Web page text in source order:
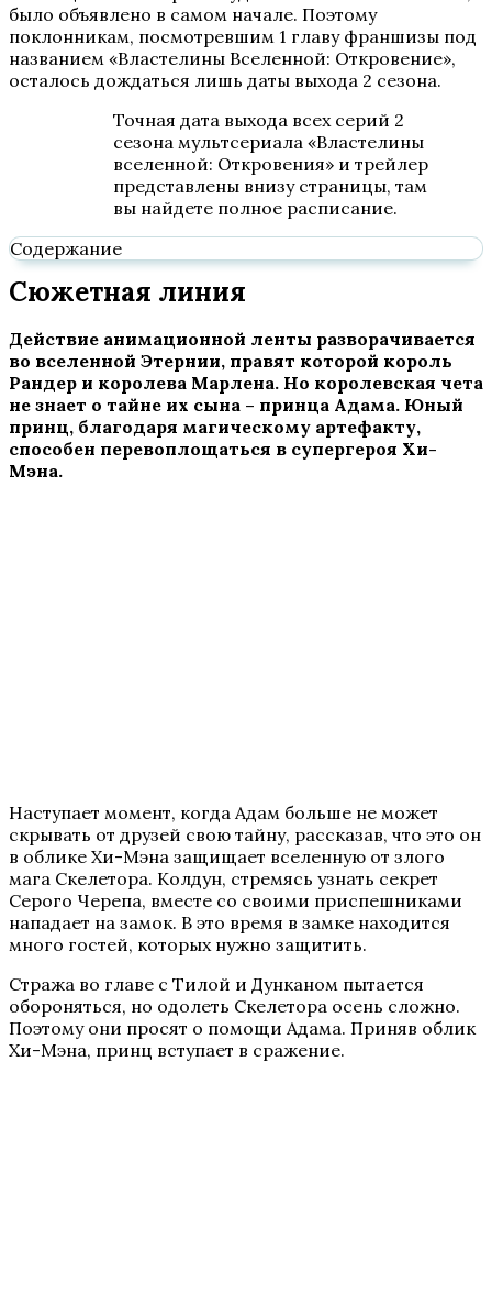
было объявлено в самом начале. Поэтому
поклонникам, посмотревшим 1 главу франшизы под
названием «Властелины Вселенной: Откровение»,
осталось дождаться лишь даты выхода 2 сезона.
Точная дата выхода всех серий 2
сезона мультсериала «Властелины
вселенной: Откровения» и трейлер
представлены внизу страницы, там
вы найдете полное расписание.
Содержание
Сюжетная линия
Действие анимационной ленты разворачивается
во вселенной Этернии, правят которой король
Рандер и королева Марлена. Но королевская чета
не знает о тайне их сына – принца Адама. Юный
принц, благодаря магическому артефакту,
способен перевоплощаться в супергероя Хи-
Мэна.
Наступает момент, когда Адам больше не может
скрывать от друзей свою тайну, рассказав, что это он
в облике Хи-Мэна защищает вселенную от злого
мага Скелетора. Колдун, стремясь узнать секрет
Серого Черепа, вместе со своими приспешниками
нападает на замок. В это время в замке находится
много гостей, которых нужно защитить.
Стража во главе с Тилой и Дунканом пытается
обороняться, но одолеть Скелетора осень сложно.
Поэтому они просят о помощи Адама. Приняв облик
Хи-Мэна, принц вступает в сражение.